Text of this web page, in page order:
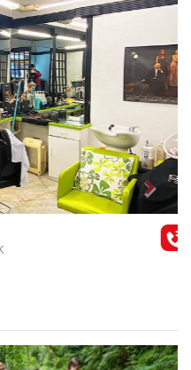
zentrua
Next